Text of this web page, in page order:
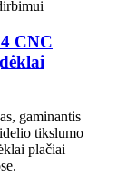
CNC
gaminantis
tikslumo
plačiai